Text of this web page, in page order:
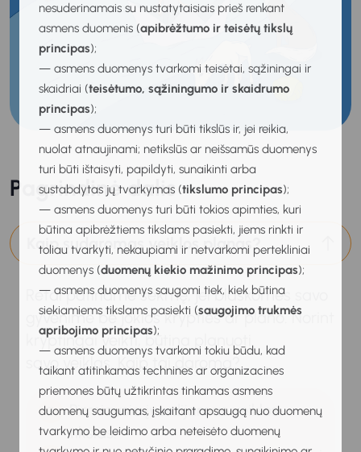
nesuderinamais su nustatytaisiais prieš renkant
asmens duomenis (apibrėžtumo ir teisėtų tikslų
principas);
— asmens duomenys tvarkomi teisėtai, sąžiningai ir
skaidriai (teisėtumo, sąžiningumo ir skaidrumo
principas);
— asmens duomenys turi būti tikslūs ir, jei reikia,
nuolat atnaujinami; netikslūs ar neišsamūs duomenys
turi būti ištaisyti, papildyti, sunaikinti arba
sustabdytas jų tvarkymas (tikslumo principas);
— asmens duomenys turi būti tokios apimties, kuri
būtina apibrėžtiems tikslams pasiekti, jiems rinkti ir
toliau tvarkyti, nekaupiami ir netvarkomi pertekliniai
duomenys (duomenų kiekio mažinimo principas);
— asmens duomenys saugomi tiek, kiek būtina
siekiamiems tikslams pasiekti (saugojimo trukmės
apribojimo principas);
— asmens duomenys tvarkomi tokiu būdu, kad
taikant atitinkamas technines ar organizacines
priemones būtų užtikrintas tinkamas asmens
duomenų saugumas, įskaitant apsaugą nuo duomenų
tvarkymo be leidimo arba neteisėto duomenų
Pagrindinė dalis
Kaip sudaromas veiklos planas?
Retai patiriame sėkmę, jei blaškomės savo
gyvenime be jokios krypties ar plano. Norint
kryptingai veikti, būtina planuoti
savo veiklas. Kaip tai daroma?
Pirmiausia įvardijamas veiklos
tikslas.